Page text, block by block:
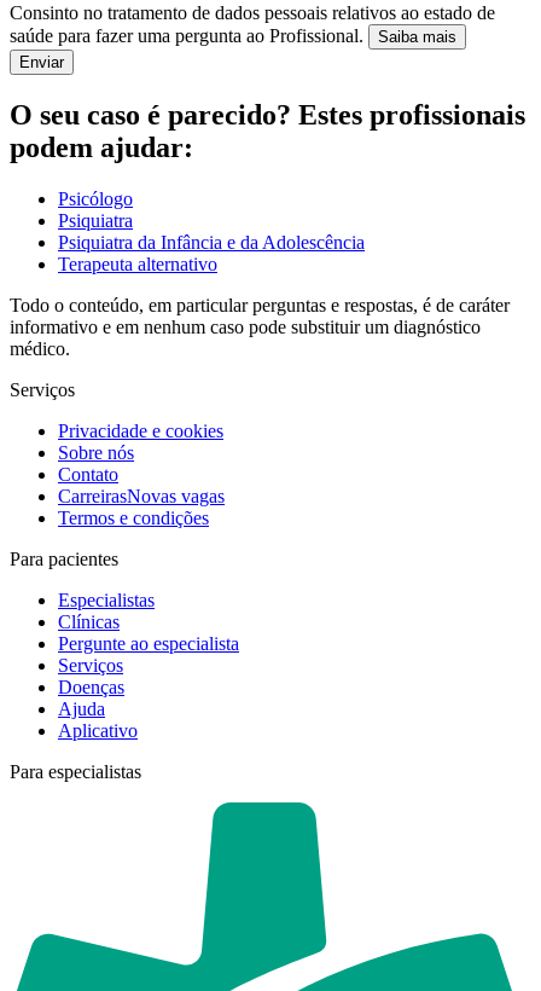
Consinto no tratamento de dados pessoais relativos ao estado de
saúde para fazer uma pergunta ao Profissional.
Saiba mais
Enviar
O seu caso é parecido? Estes profissionais
podem ajudar:
Psicólogo
Psiquiatra
Psiquiatra da Infância e da Adolescência
Terapeuta alternativo
Todo o conteúdo, em particular perguntas e respostas, é de caráter
informativo e em nenhum caso pode substituir um diagnóstico
médico.
Serviços
Privacidade e cookies
Sobre nós
Contato
CarreirasNovas vagas
Termos e condições
Para pacientes
Especialistas
Clínicas
Pergunte ao especialista
Serviços
Doenças
Ajuda
Aplicativo
Para especialistas